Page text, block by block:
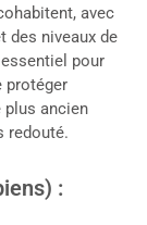
avec
des niveaux de
pour
protéger
ancien
redouté.
: